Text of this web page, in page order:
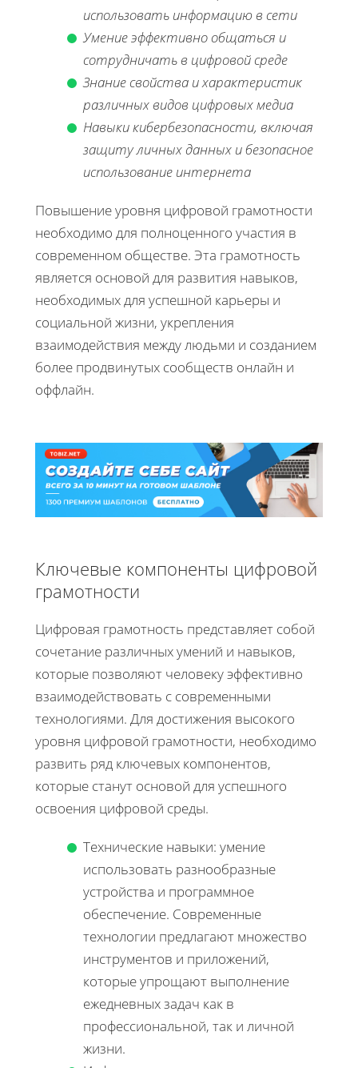
использовать информацию в сети
Умение эффективно общаться и
сотрудничать в цифровой среде
Знание свойства и характеристик
различных видов цифровых медиа
Навыки кибербезопасности, включая
защиту личных данных и безопасное
использование интернета
Повышение уровня цифровой грамотности
необходимо для полноценного участия в
современном обществе. Эта грамотность
является основой для развития навыков,
необходимых для успешной карьеры и
социальной жизни, укрепления
взаимодействия между людьми и созданием
более продвинутых сообществ онлайн и
оффлайн.
Ключевые компоненты цифровой
грамотности
Цифровая грамотность представляет собой
сочетание различных умений и навыков,
которые позволяют человеку эффективно
взаимодействовать с современными
технологиями. Для достижения высокого
уровня цифровой грамотности, необходимо
развить ряд ключевых компонентов,
которые станут основой для успешного
освоения цифровой среды.
Технические навыки: умение
использовать разнообразные
устройства и программное
обеспечение. Современные
технологии предлагают множество
инструментов и приложений,
которые упрощают выполнение
ежедневных задач как в
профессиональной, так и личной
жизни.